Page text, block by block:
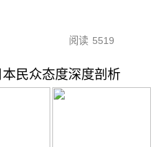
阅读 5519
民众态度深度剖析